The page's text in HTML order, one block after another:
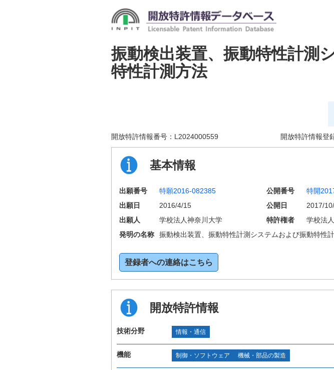
振動検出装置、振動特性計測
特性計測方法
開放特許情報番号： L2024000559 開放特許情報登
基本情報
出願番号 特願2016-082385 公開番号 特開
出願日
2016/4/15 公開日
2017/
出願人
学校法人神奈川大学 特許権者 学校法
発明の名称
振動検出装置、振動特性計測システムおよび振動特性
登録者への連絡はこちら
開放特許情報
技術分野 情報・通信
機能 制御・ソフトウェア 機械・部品の製造